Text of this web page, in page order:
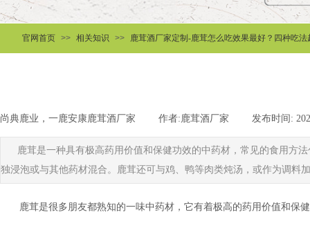
官网首页 >> 相关知识 >> 鹿茸酒厂家定制-鹿茸怎么吃效果最好？四种吃法
尚典鹿业，一鹿安康鹿茸酒厂家 作者:鹿茸酒厂家 发布时间:
鹿茸是一种具有极高药用价值和保健功效的中药材，常见的食用方
独浸泡或与其他药材混合。鹿茸还可与鸡、鸭等肉类炖汤，或作为调料
鹿茸是很多朋友都熟知的一味中药材，它有着极高的药用价值和